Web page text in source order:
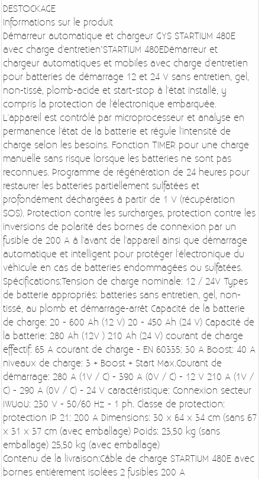
DESTOCKAGE
Informations sur le produit
Démarreur automatique et chargeur GYS STARTIUM 480E
avec charge d'entretien"STARTIUM 480EDémarreur et
chargeur automatiques et mobiles avec charge d'entretien
pour batteries de démarrage 12 et 24 V sans entretien, gel,
non-tissé, plomb-acide et start-stop à l'état installé, y
compris la protection de l'électronique embarquée.
L'appareil est contrôlé par microprocesseur et analyse en
permanence l'état de la batterie et régule l'intensité de
charge selon les besoins. Fonction TIMER pour une charge
manuelle sans risque lorsque les batteries ne sont pas
reconnues. Programme de régénération de 24 heures pour
restaurer les batteries partiellement sulfatées et
profondément déchargées à partir de 1 V (récupération
SOS). Protection contre les surcharges, protection contre les
inversions de polarité des bornes de connexion par un
fusible de 200 A à l'avant de l'appareil ainsi que démarrage
automatique et intelligent pour protéger l'électronique du
véhicule en cas de batteries endommagées ou sulfatées.
Spécifications:Tension de charge nominale: 12 / 24V Types
de batterie appropriés: batteries sans entretien, gel, non-
tissé, au plomb et démarrage-arrêt Capacité de la batterie
de charge: 20 - 600 Ah (12 V) 20 - 450 Ah (24 V) Capacité de
la batterie: 280 Ah (12V ) 210 Ah (24 V) courant de charge
effectif: 65 A courant de charge - EN 60335: 30 A Boost: 40 A
niveaux de charge: 3 + Boost + Start Max.Courant de
démarrage: 280 A (1V / C) - 390 A (0V / C) - 12 V 210 A (1V /
C) - 290 A (0V / C) - 24 V caractéristique: Connexion secteur
IWUoU: 230 V - 50/60 Hz - 1 ph. Classe de protection:
protection IP 21: 200 A Dimensions: 30 x 64 x 34 cm (sans 67
x 31 x 37 cm (avec emballage) Poids: 23,50 kg (sans
emballage) 25,50 kg (avec emballage)
Contenu de la livraison:Câble de charge STARTIUM 480E avec
bornes entièrement isolées 2 fusibles 200 A